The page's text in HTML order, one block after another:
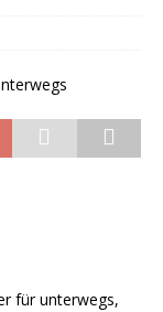
für unterwegs,